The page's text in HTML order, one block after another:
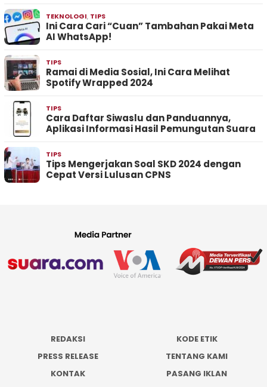
TEKNOLOGI, TIPS
Ini Cara Cari “Cuan” Tambahan Pakai Meta
AI WhatsApp!
TIPS
Ramai di Media Sosial, Ini Cara Melihat
Spotify Wrapped 2024
TIPS
Cara Daftar Siwaslu dan Panduannya,
Aplikasi Informasi Hasil Pemungutan Suara
TIPS
Tips Mengerjakan Soal SKD 2024 dengan
Cepat Versi Lulusan CPNS
REDAKSI
KODE ETIK
PRESS RELEASE
TENTANG KAMI
KONTAK
PASANG IKLAN